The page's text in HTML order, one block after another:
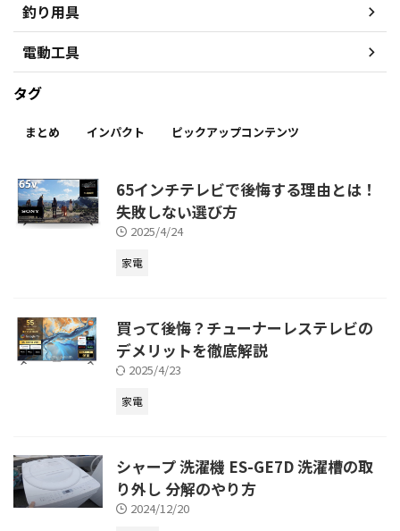
釣り用具
電動工具
タグ
まとめ インパクト ピックアップコンテンツ
65インチテレビで後悔する理由とは！
失敗しない選び方
2025/4/24
家電
買って後悔？チューナーレステレビの
デメリットを徹底解説
2025/4/23
家電
シャープ 洗濯機 ES-GE7D 洗濯槽の取
り外し 分解のやり方
2024/12/20